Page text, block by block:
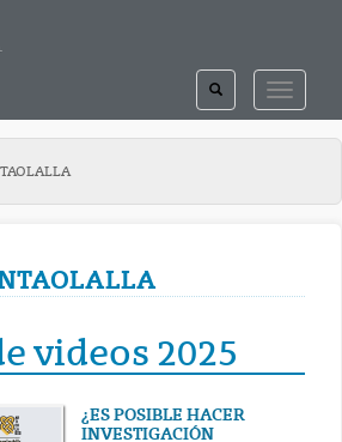
TOGGLE
TOGGLE
SEARCH
videos 2025
¿ES POSIBLE HACER
INVESTIGACIÓN